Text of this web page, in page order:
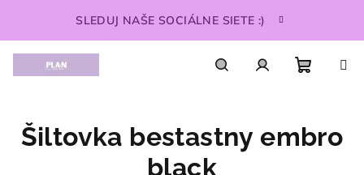
obsah
SLEDUJ NAŠE SOCIÁLNE SIETE :)
košík
Šiltovka bestastny embro
black